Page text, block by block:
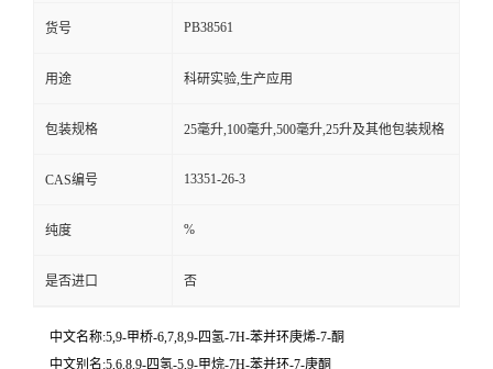
货号 PB38561
用途 科研实验,生产应用
包装规格 25毫升,100毫升,500毫升,25升及其他包装规格
CAS编号 13351-26-3
纯度 %
是否进口 否
中文名称:5,9-甲桥-6,7,8,9-四氢-7H-苯并环庚烯-7-酮
中文别名:5,6,8,9-四氢-5,9-甲烷-7H-苯并环-7-庚酮